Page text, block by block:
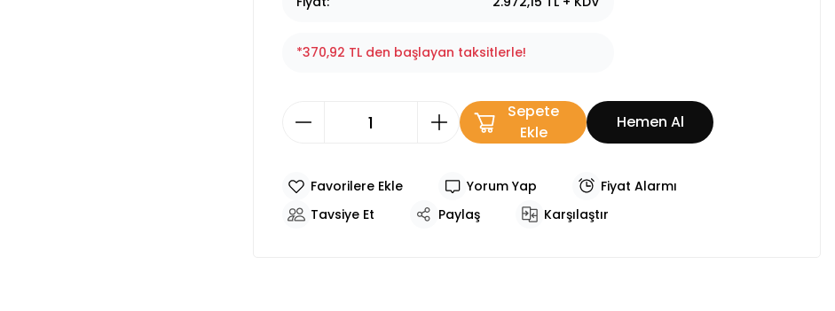
*370,92 TL den başlayan taksitlerle!
Sepete
Ekle
Hemen Al
Yorum Yap
Fiyat Alarmı
Tavsiye Et
Paylaş Karşılaştır